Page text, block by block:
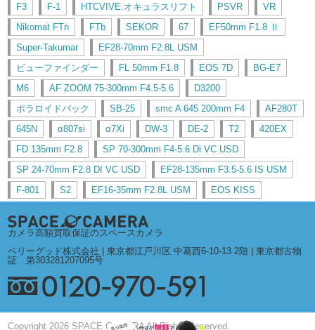
F3
F-1 HTCVIVE.オキュラスリフト PSVR
VR
Nikomat FTn
FTb SEKOR 67
EF50mm F1.8 Ⅱ
Super-Takumar
EF28-70mm F2.8L USM
ビューファインダー
FL 50mm F1.8 EOS 7D
BG-E7
M6
AF ZOOM 75-300mm F4.5-5.6
D3200
ポラロイドバック
SB-25 smc A 645 200mm F4
AF280T
645N
α807si α7Xi DW-3 DE-2 T2
420EX
FD 135mm F2.8
SP 70-300mm F4-5.6 Di VC USD
SP 24-70mm F2.8 DI VC USD
EF28-135mm F3.5-5.6 IS USM
F-801
S2 EF16-35mm F2.8L USM EOS KISS
カメラ高額買取保証のスペースカメラ
ベリーグッド株式会社 | 東京都江戸川区 中葛西6-10-13 2階 | 東京都古物
証 第303281207095号
Copyright 2026 SPACE CAMERA All Rights Reserved.